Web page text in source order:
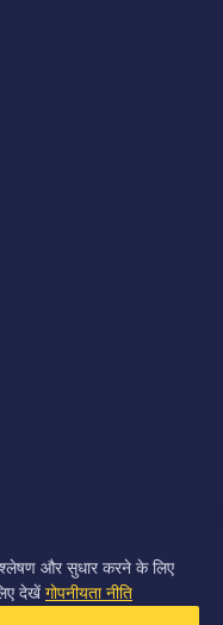
और सुधार करने के लिए
देखें गोपनीयता नीति